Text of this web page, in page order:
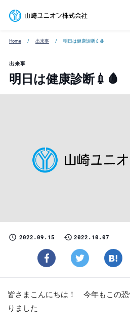
Home 出来事 明日は健康診断💉🩸
出来事
明日は健康診断💉🩸
2022.09.15 2022.10.07
皆さまこんにちは！ 今年もこの
りました